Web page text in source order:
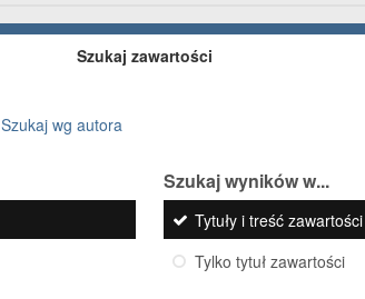
Szukaj zawartości
Szukaj wg autora
Szukaj wyników w...
Tytuły i treść zawartości
Tylko tytuł zawartości